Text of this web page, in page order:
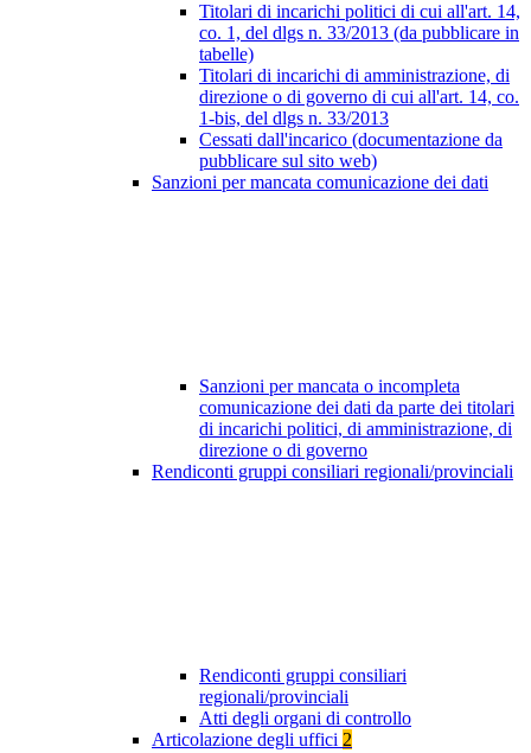
Titolari di incarichi politici di cui all'art. 14,
co. 1, del dlgs n. 33/2013 (da pubblicare in
tabelle)
Titolari di incarichi di amministrazione, di
direzione o di governo di cui all'art. 14, co.
1-bis, del dlgs n. 33/2013
Cessati dall'incarico (documentazione da
pubblicare sul sito web)
Sanzioni per mancata comunicazione dei dati
Sanzioni per mancata o incompleta
comunicazione dei dati da parte dei titolari
di incarichi politici, di amministrazione, di
direzione o di governo
Rendiconti gruppi consiliari regionali/provinciali
Rendiconti gruppi consiliari
regionali/provinciali
Atti degli organi di controllo
Articolazione degli uffici 2